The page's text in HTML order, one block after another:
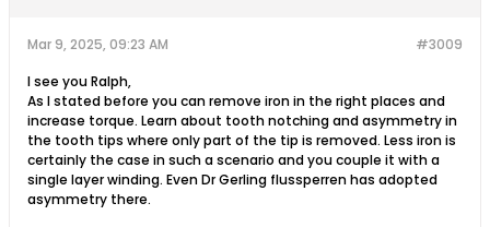
#3009
Mar 9, 2025, 09:23 AM
I see you Ralph,
As I stated before you can remove iron in the right places and
increase torque. Learn about tooth notching and asymmetry in
the tooth tips where only part of the tip is removed. Less iron is
certainly the case in such a scenario and you couple it with a
single layer winding. Even Dr Gerling flussperren has adopted
asymmetry there.